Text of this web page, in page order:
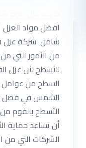
شامل شركة عزل
من الأمور التي
للأسطح لأن عزل
السطح من عوامل
الشمس في فصل
الأسطح بالفوم
أن تساعد حماية
الشركات التي